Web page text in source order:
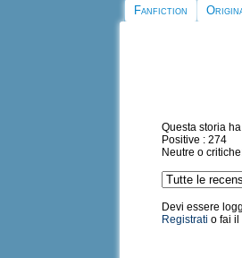
Fanfiction
Questa storia
Positive : 274
Neutre o
Devi essere
Registrati o fai il